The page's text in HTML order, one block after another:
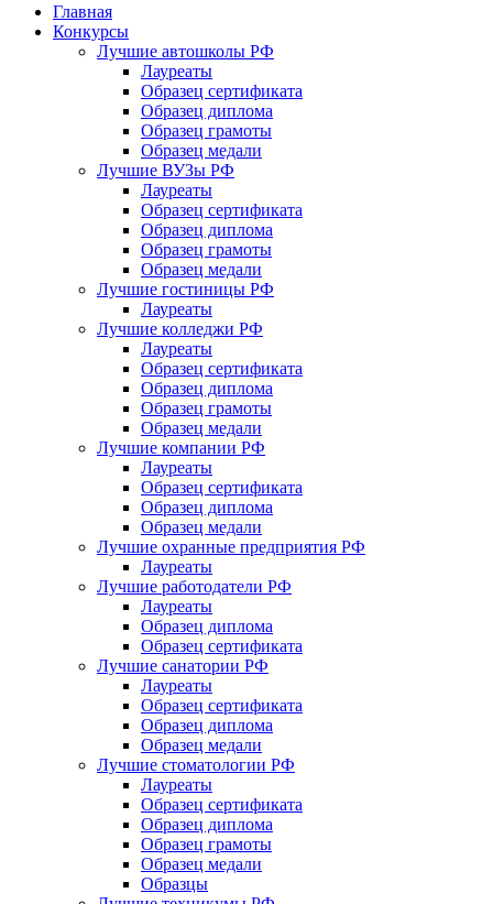
Главная
Конкурсы
Лучшие автошколы РФ
Лауреаты
Образец сертификата
Образец диплома
Образец грамоты
Образец медали
Лучшие ВУЗы РФ
Лауреаты
Образец сертификата
Образец диплома
Образец грамоты
Образец медали
Лучшие гостиницы РФ
Лауреаты
Лучшие колледжи РФ
Лауреаты
Образец сертификата
Образец диплома
Образец грамоты
Образец медали
Лучшие компании РФ
Лауреаты
Образец сертификата
Образец диплома
Образец медали
Лучшие охранные предприятия РФ
Лауреаты
Лучшие работодатели РФ
Лауреаты
Образец диплома
Образец сертификата
Лучшие санатории РФ
Лауреаты
Образец сертификата
Образец диплома
Образец медали
Лучшие стоматологии РФ
Лауреаты
Образец сертификата
Образец диплома
Образец грамоты
Образец медали
Образцы